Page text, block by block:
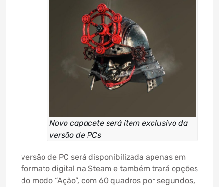
Novo capacete será item exclusivo da
versão de PCs
versão de PC será disponibilizada apenas em
formato digital na Steam e também trará opções
do modo “Ação”, com 60 quadros por segundos,